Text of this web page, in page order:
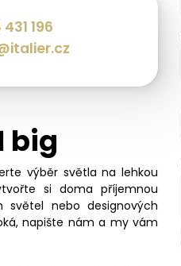
196
big
výběr světla na lehkou
si doma příjemnou
nebo designových
napište nám a my vám